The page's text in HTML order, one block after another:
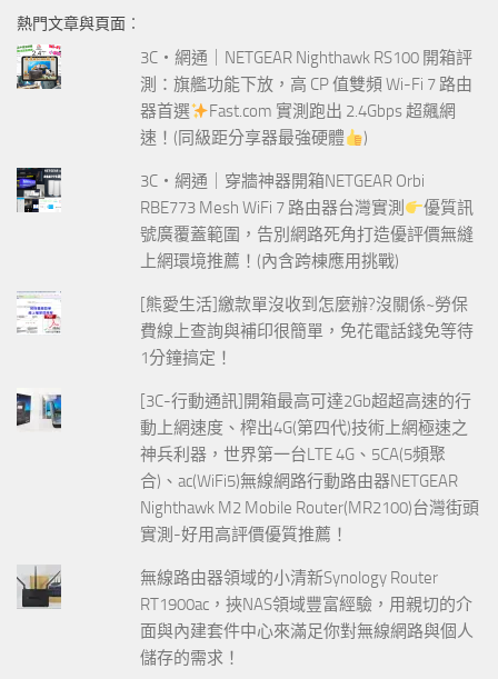
字:
熱門文章與頁面︰
3C‧網通｜NETGEAR Nighthawk RS100 開箱評
測：旗艦功能下放，高 CP 值雙頻 Wi-Fi 7 路由
器首選
Fast.com 實測跑出 2.4Gbps 超飆網
速！(同級距分享器最強硬體
)
3C‧網通｜穿牆神器開箱NETGEAR Orbi
RBE773 Mesh WiFi 7 路由器台灣實測
優質訊
號廣覆蓋範圍，告別網路死角打造優評價無縫
上網環境推薦！(內含跨棟應用挑戰)
[熊愛生活]繳款單沒收到怎麼辦?沒關係~勞保
費線上查詢與補印很簡單，免花電話錢免等待
1分鐘搞定！
[3C-行動通訊]開箱最高可達2Gb超超高速的行
動上網速度、榨出4G(第四代)技術上網極速之
神兵利器，世界第一台LTE 4G、5CA(5頻聚
合)、ac(WiFi5)無線網路行動路由器NETGEAR
Nighthawk M2 Mobile Router(MR2100)台灣街頭
實測-好用高評價優質推薦！
無線路由器領域的小清新Synology Router
RT1900ac，挾NAS領域豐富經驗，用親切的介
面與內建套件中心來滿足你對無線網路與個人
儲存的需求！